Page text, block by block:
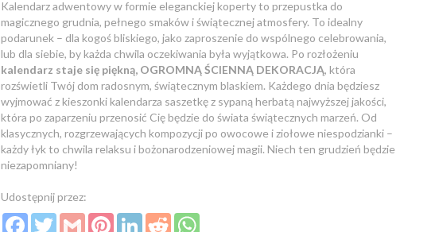
Kalendarz adwentowy w formie eleganckiej koperty to przepustka do
magicznego grudnia, pełnego smaków i świątecznej atmosfery. To idealny
podarunek – dla kogoś bliskiego, jako zaproszenie do wspólnego celebrowania,
lub dla siebie, by każda chwila oczekiwania była wyjątkowa. Po rozłożeniu
kalendarz staje się piękną, OGROMNĄ ŚCIENNĄ DEKORACJĄ, która
rozświetli Twój dom radosnym, świątecznym blaskiem. Każdego dnia będziesz
wyjmować z kieszonki kalendarza saszetkę z sypaną herbatą najwyższej jakości,
która po zaparzeniu przenosić Cię będzie do świata świątecznych marzeń. Od
klasycznych, rozgrzewających kompozycji po owocowe i ziołowe niespodzianki –
każdy łyk to chwila relaksu i bożonarodzeniowej magii. Niech ten grudzień będzie
niezapomniany!
Udostępnij przez:
FacebookTwitterGmail PinterestLinkedInReddit